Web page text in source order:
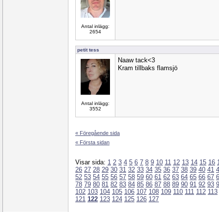
Antal inlägg:
2654
petit tess
Antal inlägg:
3552
Naaw tack<3
Kram tillbaks flamsjö
« Föregående sida
« Första sidan
Visar sida: 1 2 3 4 5 6 7 8 9 10 11 12 13 14 15 16
26 27 28 29 30 31 32 33 34 35 36 37 38 39 40 41
52 53 54 55 56 57 58 59 60 61 62 63 64 65 66 67
78 79 80 81 82 83 84 85 86 87 88 89 90 91 92 93
102 103 104 105 106 107 108 109 110 111 112 113
121 122 123 124 125 126 127